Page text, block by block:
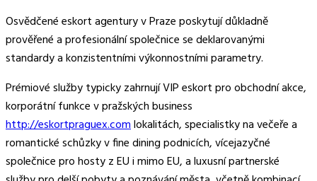
Osvědčené eskort agentury v Praze poskytují důkladně
prověřené a profesionální společnice se deklarovanými
standardy a konzistentními výkonnostními parametry.
Prémiové služby typicky zahrnují VIP eskort pro obchodní akce,
korporátní funkce v pražských business
http://eskortpraguex.comlokalitách, specialistky na večeře a
romantické schůzky v fine dining podnicích, vícejazyčné
společnice pro hosty z EU i mimo EU, a luxusní partnerské